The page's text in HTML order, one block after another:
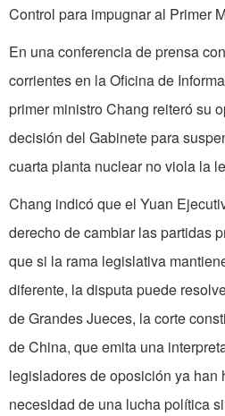
Control para impugnar al Primer
En una conferencia de prensa
corrientes en la Oficina de
primer ministro Chang reiteró su
decisión del Gabinete para
cuarta planta nuclear no viola la
Chang indicó que el Yuan
derecho de cambiar las partidas
que si la rama legislativa
diferente, la disputa puede
de Grandes Jueces, la corte
de China, que emita una
legisladores de oposición ya han
necesidad de una lucha política